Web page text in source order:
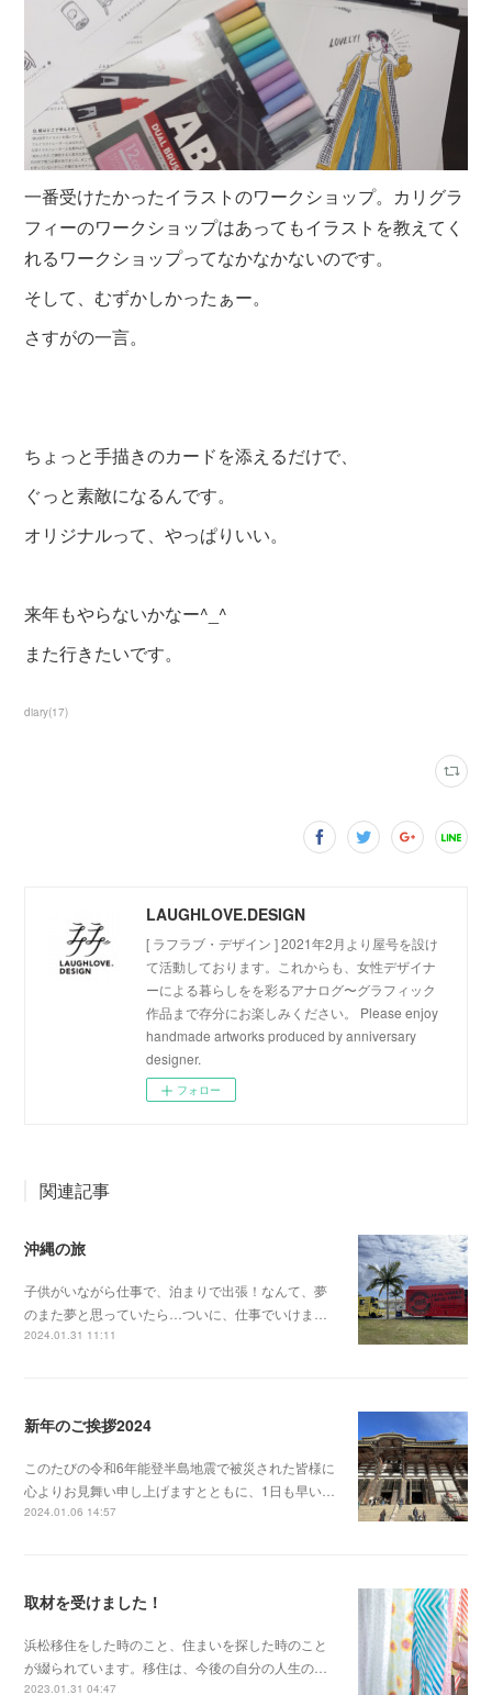
一番受けたかったイラストのワークショップ。カリグラ
フィーのワークショップはあってもイラストを教えてく
れるワークショップってなかなかないのです。
そして、むずかしかったぁー。
さすがの一言。
ちょっと手描きのカードを添えるだけで、
ぐっと素敵になるんです。
オリジナルって、やっぱりいい。
来年もやらないかなー^_^
また行きたいです。
diary(17)
LAUGHLOVE.DESIGN
[ ラフラブ・デザイン ] 2021年2月より屋号を設け
て活動しております。これからも、女性デザイナ
ーによる暮らしをを彩るアナログ〜グラフィック
作品まで存分にお楽しみください。 Please enjoy
handmade artworks produced by anniversary
designer.
フォロー
関連記事
沖縄の旅
子供がいながら仕事で、泊まりで出張！なんて、夢
のまた夢と思っていたら…ついに、仕事でいけま…
2024.01.31 11:11
新年のご挨拶2024
このたびの令和6年能登半島地震で被災された皆様に
心よりお見舞い申し上げますとともに、1日も早い…
2024.01.06 14:57
取材を受けました！
浜松移住をした時のこと、住まいを探した時のこと
が綴られています。移住は、今後の自分の人生の…
2023.01.31 04:47